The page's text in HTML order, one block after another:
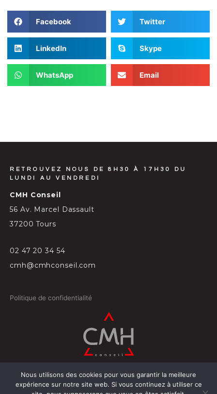
Facebook Twitter
LinkedIn Skype
WhatsApp Email
RETROUVEZ NOUS DE 8H30 À 17H30 DU
LUNDI AU VENDREDI
CMH Conseil
56 Av. Marcel Dassault
37200 Tours
02 47 20 34 54
cmh@cmhconseil.com
Politique de confidentialité
© 2026 Conçu par Projectil-Sogepress à Tours
Nous utilisons des cookies pour vous garantir la meilleure
expérience sur notre site web. Si vous continuez à utiliser ce